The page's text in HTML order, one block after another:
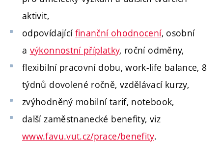
aktivit,
odpovídající finanční ohodnocení, osobní
a výkonnostní příplatky, roční odměny,
flexibilní pracovní dobu, work-life balance, 8
týdnů dovolené ročně, vzdělávací kurzy,
zvýhodněný mobilní tarif, notebook,
další zaměstnanecké benefity, viz
www.favu.vut.cz/prace/benefity.